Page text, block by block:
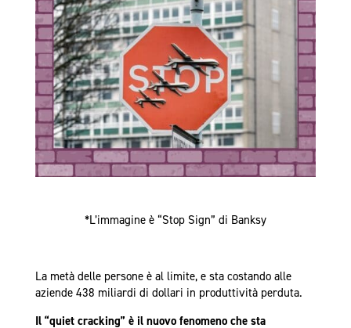
*L’immagine è “Stop Sign” di Banksy
La metà delle persone è al limite, e sta costando alle
aziende 438 miliardi di dollari in produttività perduta.
Il “quiet cracking” è il nuovo fenomeno che sta